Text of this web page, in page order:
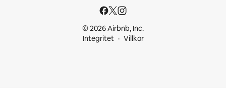
© 2026 Airbnb, Inc.
Integritet
Villkor